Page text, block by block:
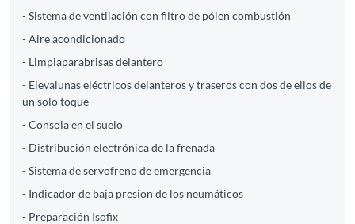
- Sistema de ventilación con filtro de pólen combustión
- Aire acondicionado
- Limpiaparabrisas delantero
- Elevalunas eléctricos delanteros y traseros con dos de ellos de
un solo toque
- Consola en el suelo
- Distribución electrónica de la frenada
- Sistema de servofreno de emergencia
- Indicador de baja presion de los neumáticos
- Preparación Isofix